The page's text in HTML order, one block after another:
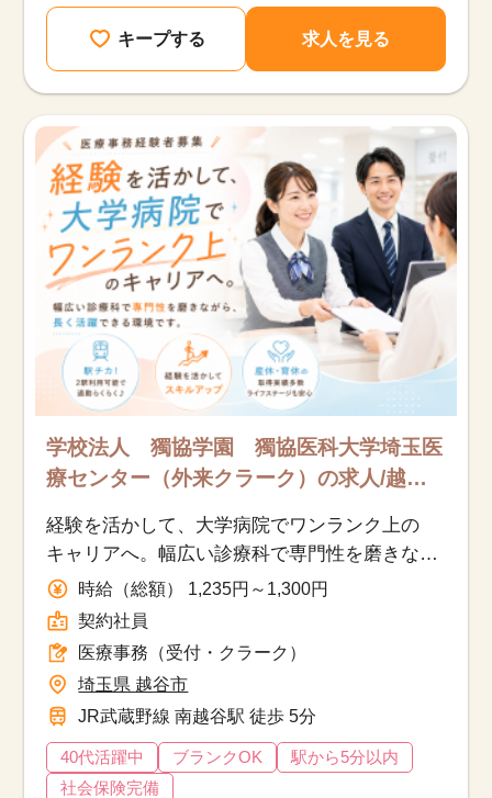
キープする 求人を見る
学校法人 獨協学園 獨協医科大学埼玉医
療センター（外来クラーク）の求人/越谷
経験を活かして、大学病院でワンランク上の
キャリアへ。幅広い診療科で専門性を磨きなが
ら、長く活躍できる環境です。
時給（総額） 1,235円～1,300円
契約社員
医療事務（受付・クラーク）
埼玉県 越谷市
JR武蔵野線 南越谷駅 徒歩 5分
40代活躍中 ブランクOK
駅から5分以内
社会保険完備